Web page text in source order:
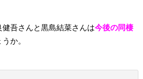
吾さんと黒島結菜さんは今後の同棲
か。